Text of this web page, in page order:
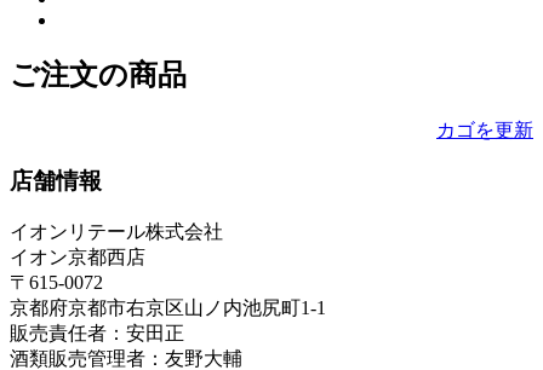
ご注文の商品
カゴを更新
店舗情報
イオンリテール株式会社
イオン京都西店
〒615-0072
京都府京都市右京区山ノ内池尻町1-1
販売責任者：安田正
酒類販売管理者：友野大輔